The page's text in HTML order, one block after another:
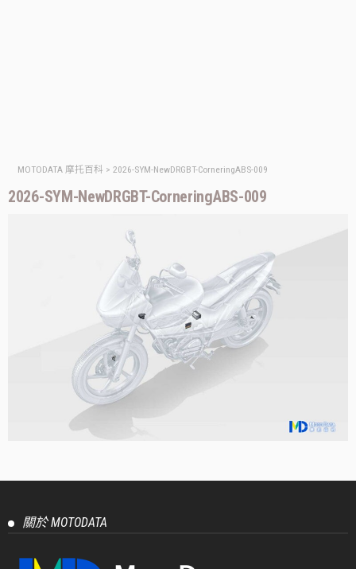
MOTODATA 摩托百科 > 2026-SYM-NewDRGBT-CorneringABS-009
2026-SYM-NewDRGBT-CorneringABS-009
關於 MOTODATA